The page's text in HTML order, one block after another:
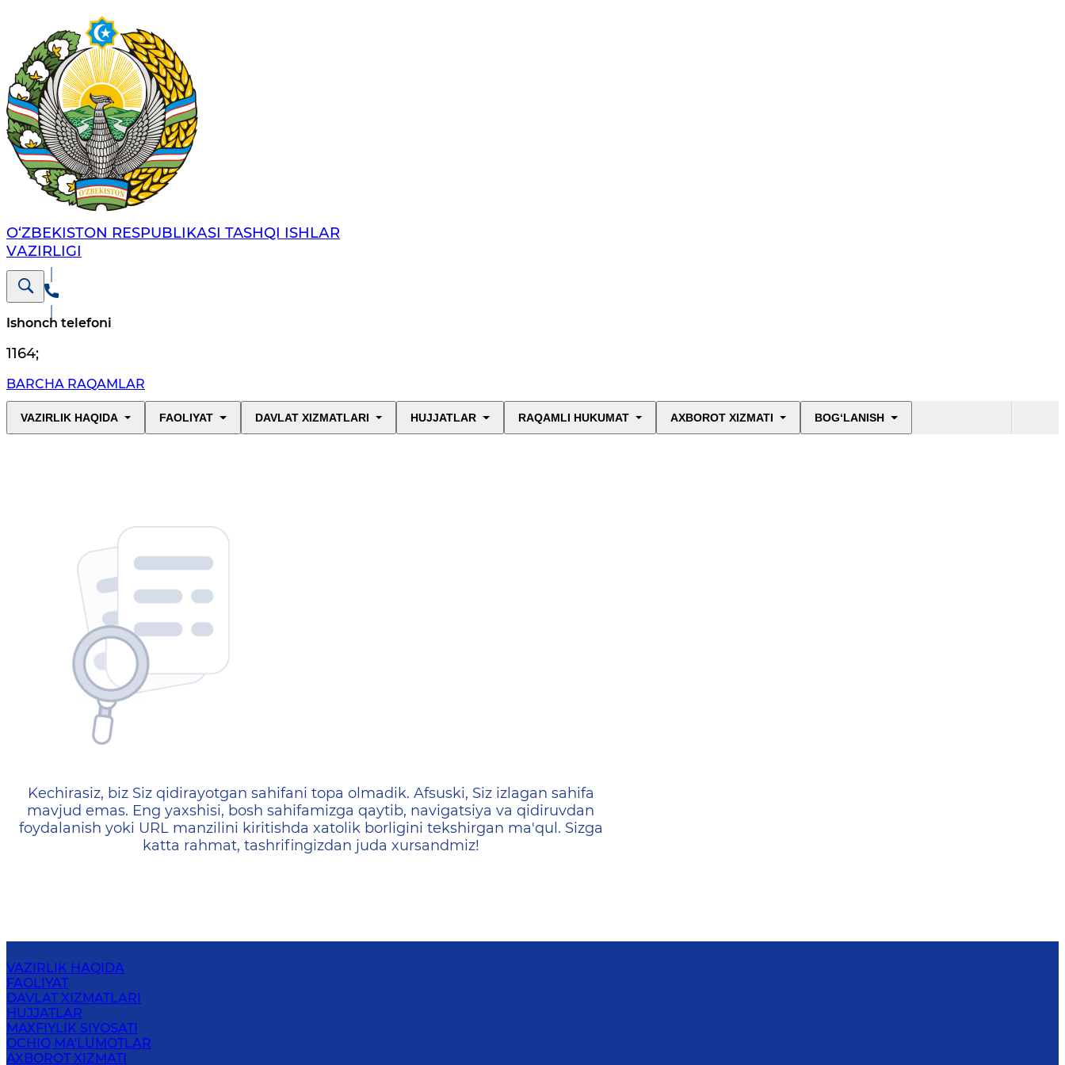
O‘ZBЕKISTОN RЕSPUBLIKАSI TASHQI ISHLАR
VАZIRLIGI
Ishonch telefoni
1164;
BARCHA RAQAMLAR
VAZIRLIK HAQIDA FAOLIYAT DAVLAT XIZMATLARI HUJJATLAR RAQAMLI HUKUMAT AXBOROT XIZMATI BOG‘LANISH
404 — Страница не найдена
Kechirasiz, biz Siz qidirayotgan sahifani topa olmadik. Afsuski, Siz izlagan sahifa
mavjud emas. Eng yaxshisi, bosh sahifamizga qaytib, navigatsiya va qidiruvdan
foydalanish yoki URL manzilini kiritishda xatolik borligini tekshirgan ma'qul. Sizga
katta rahmat, tashrifingizdan juda xursandmiz!
VAZIRLIK HAQIDA
FAOLIYAT
DAVLAT XIZMATLARI
HUJJATLAR
MAXFIYLIK SIYOSATI
OCHIQ MA'LUMOTLAR
AXBOROT XIZMATI